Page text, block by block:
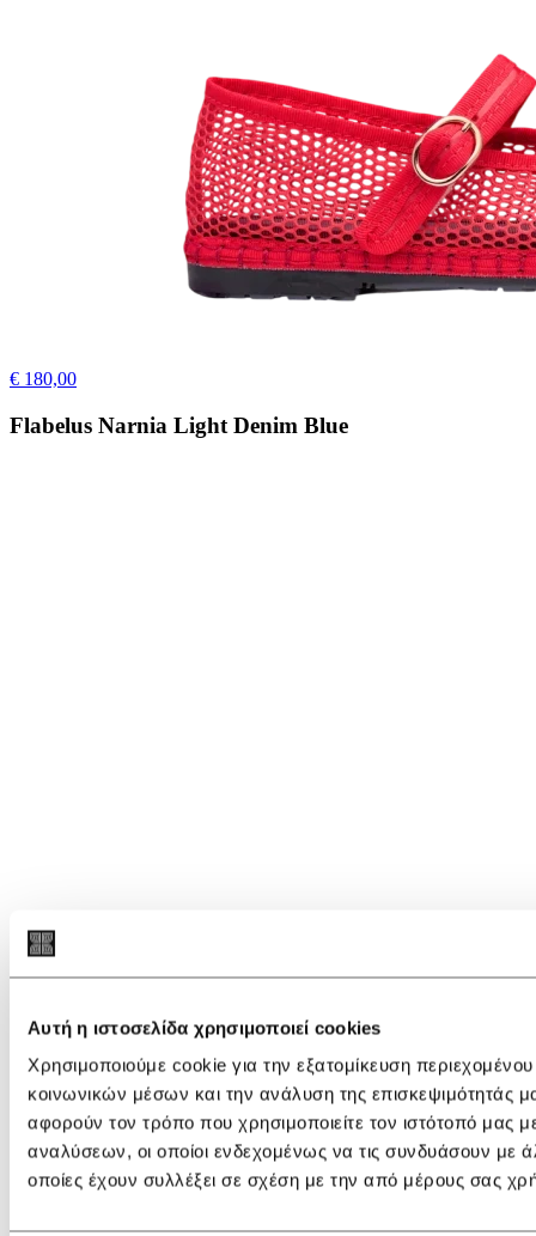
Αυτή η ιστοσελίδα χρησιμοποιεί cookies
Χρησιμοποιούμε cookie για την εξατομίκευση
κοινωνικών μέσων και την ανάλυση της επισκεψιμότητάς
αφορούν τον τρόπο που χρησιμοποιείτε τον ιστότοπό μας
αναλύσεων, οι οποίοι ενδεχομένως να τις συνδυάσουν με
οποίες έχουν συλλέξει σε σχέση με την από μέρους σας
€ 180,00
Flabelus Narnia Light Denim Blue